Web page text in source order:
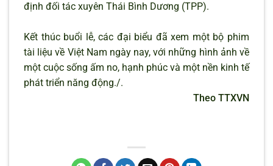
định đối tác xuyên Thái Bình Dương (TPP).
Kết thúc buổi lễ, các đại biểu đã xem một bộ phim
tài liệu về Việt Nam ngày nay, với những hình ảnh về
một cuộc sống ấm no, hạnh phúc và một nền kinh tế
phát triển năng động./.
Theo TTXVN